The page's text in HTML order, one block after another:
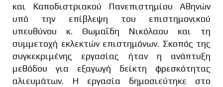
και Καποδιστριακού Πανεπιστημίου Αθηνών
υπό την επίβλεψη του επιστημονικού
υπευθύνου κ. Θωμαΐδη Νικόλαου και τη
συμμετοχή εκλεκτών επιστημόνων. Σκοπός της
συγκεκριμένης εργασίας ήταν η ανάπτυξη
μεθόδου για εξαγωγή δείκτη φρεσκότητας
αλιευμάτων. Η εργασία δημοσιεύτηκε στο